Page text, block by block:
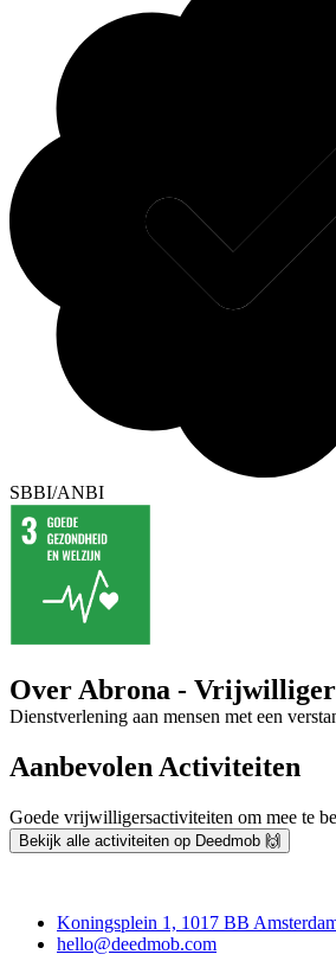
SBBI/ANBI
Over Abrona -
Dienstverlening aan mensen met een
Aanbevolen Activiteiten
Goede vrijwilligersactiviteiten om mee te
Bekijk alle activiteiten op Deedmob 🙌
Koningsplein 1, 1017 BB
hello@deedmob.com